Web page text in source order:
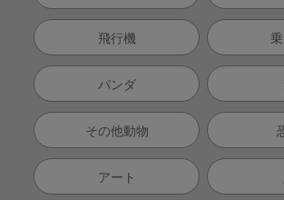
飛行機
パンダ
その他動物
アート